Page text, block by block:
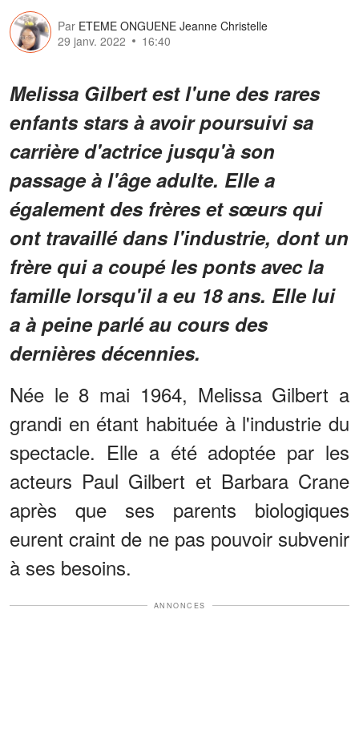
Par ETEME ONGUENE Jeanne Christelle
29 janv. 2022
16:40
Melissa Gilbert est l'une des rares
enfants stars à avoir poursuivi sa
carrière d'actrice jusqu'à son
passage à l'âge adulte. Elle a
également des frères et sœurs qui
ont travaillé dans l'industrie, dont un
frère qui a coupé les ponts avec la
famille lorsqu'il a eu 18 ans. Elle lui
a à peine parlé au cours des
dernières décennies.
Née le 8 mai 1964, Melissa Gilbert a
grandi en étant habituée à l'industrie du
spectacle. Elle a été adoptée par les
acteurs Paul Gilbert et Barbara Crane
après que ses parents biologiques
eurent craint de ne pas pouvoir subvenir
à ses besoins.
ANNONCES